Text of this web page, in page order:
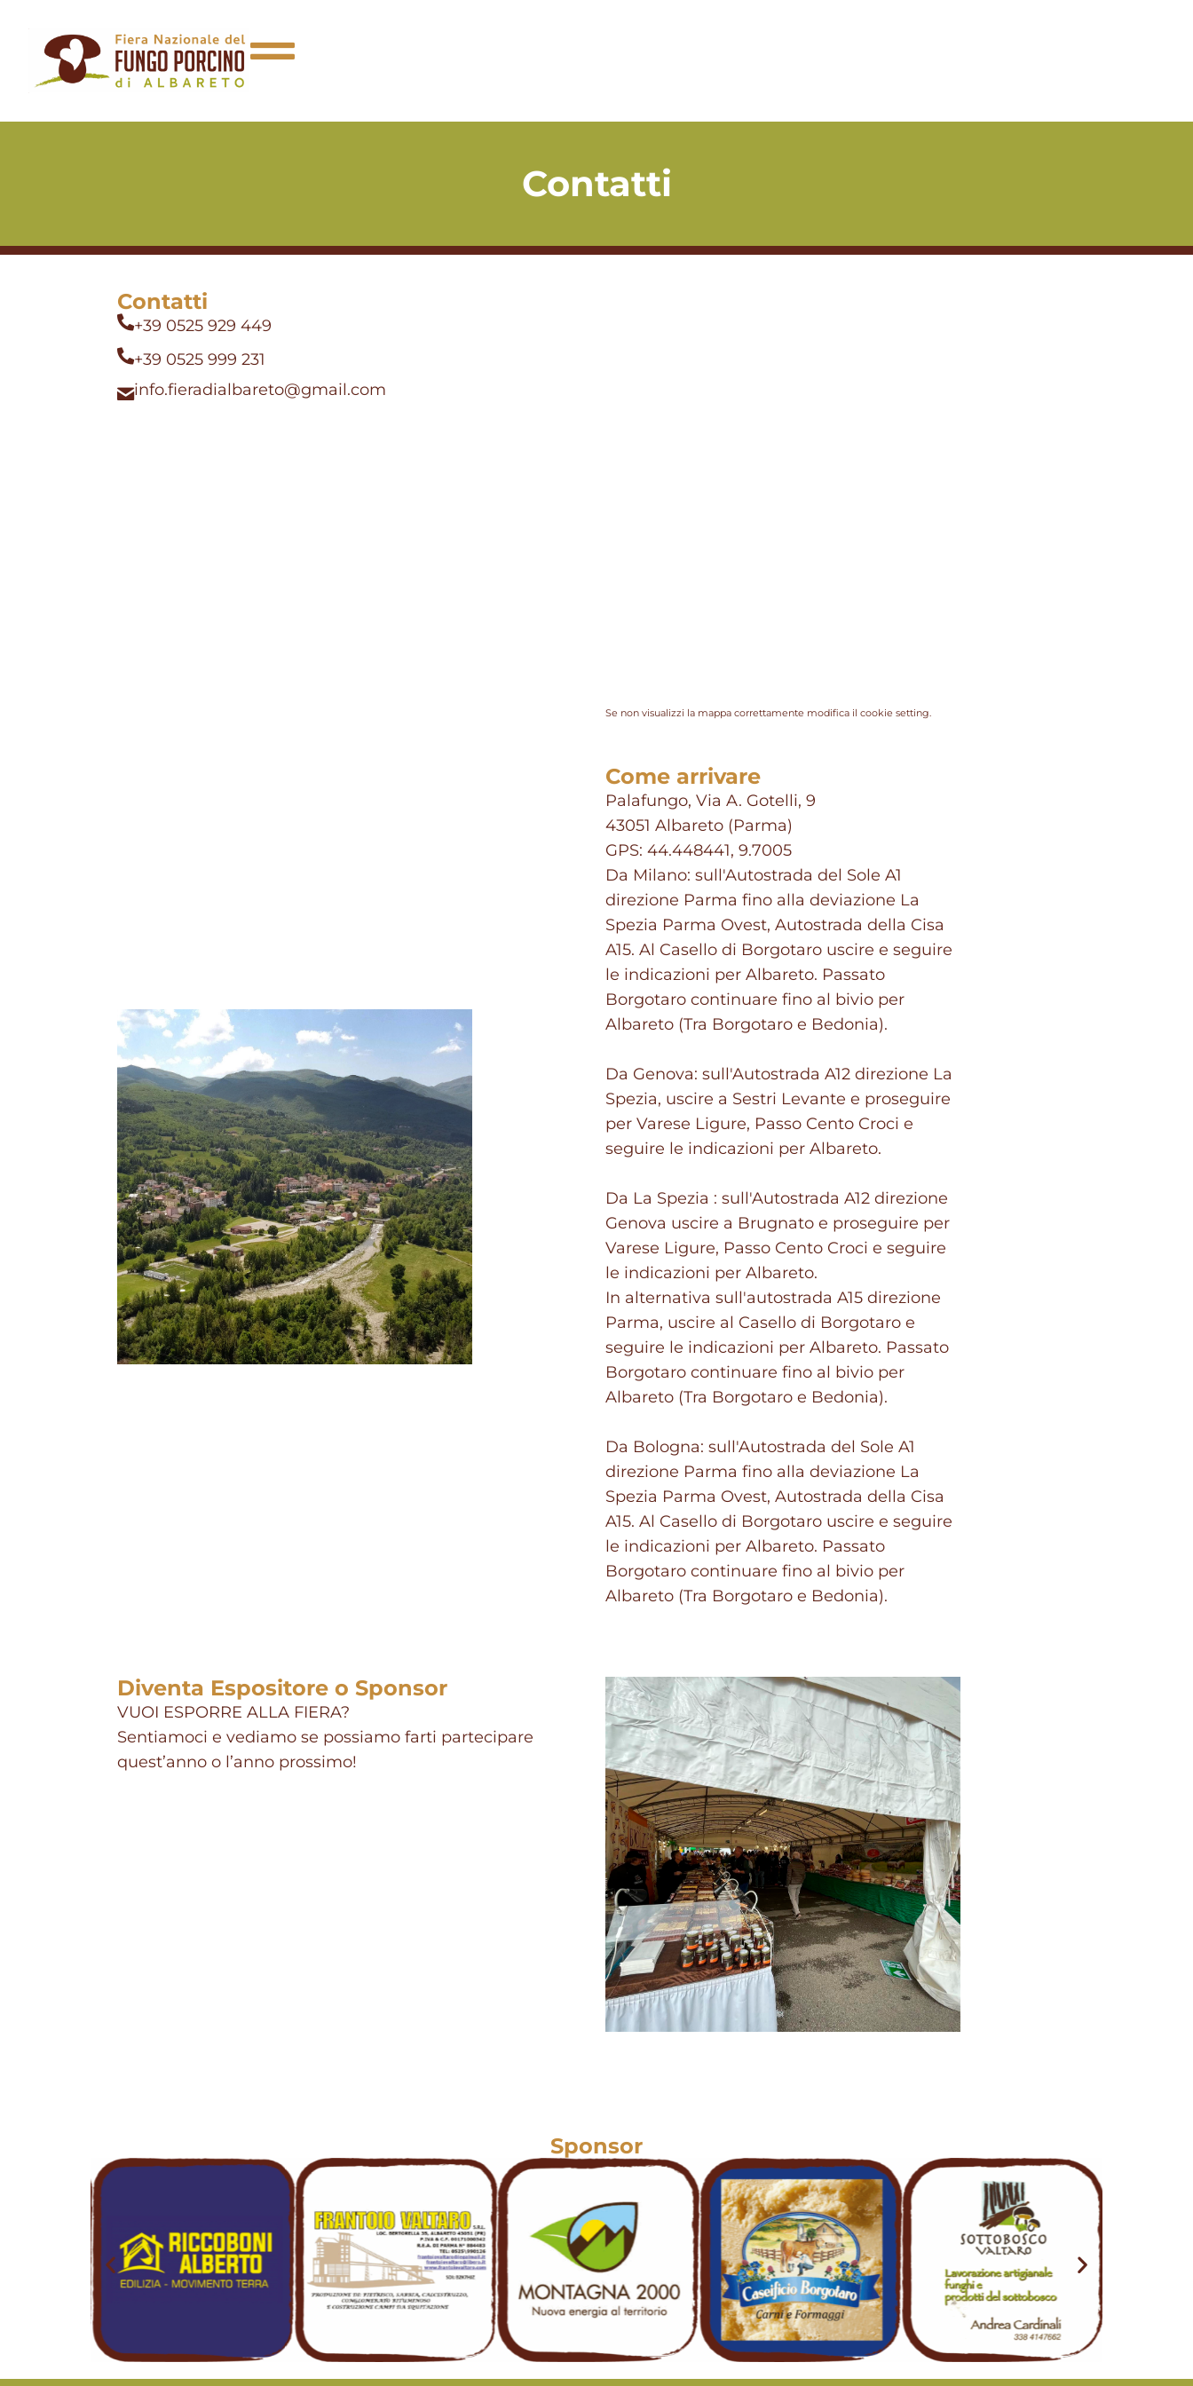
Contatti
Contatti
+39 0525 929 449
+39 0525 999 231
info.fieradialbareto@gmail.com
Se non visualizzi la mappa correttamente modifica il cookie setting.
Come arrivare
Palafungo, Via A. Gotelli, 9
43051 Albareto (Parma)
GPS: 44.448441, 9.7005
Da Milano: sull'Autostrada del Sole A1
direzione Parma fino alla deviazione La
Spezia Parma Ovest, Autostrada della Cisa
A15. Al Casello di Borgotaro uscire e seguire
le indicazioni per Albareto. Passato
Borgotaro continuare fino al bivio per
Albareto (Tra Borgotaro e Bedonia).
Da Genova: sull'Autostrada A12 direzione La
Spezia, uscire a Sestri Levante e proseguire
per Varese Ligure, Passo Cento Croci e
seguire le indicazioni per Albareto.
Da La Spezia : sull'Autostrada A12 direzione
Genova uscire a Brugnato e proseguire per
Varese Ligure, Passo Cento Croci e seguire
le indicazioni per Albareto.
In alternativa sull'autostrada A15 direzione
Parma, uscire al Casello di Borgotaro e
seguire le indicazioni per Albareto. Passato
Borgotaro continuare fino al bivio per
Albareto (Tra Borgotaro e Bedonia).
Da Bologna: sull'Autostrada del Sole A1
direzione Parma fino alla deviazione La
Spezia Parma Ovest, Autostrada della Cisa
A15. Al Casello di Borgotaro uscire e seguire
le indicazioni per Albareto. Passato
Borgotaro continuare fino al bivio per
Albareto (Tra Borgotaro e Bedonia).
Diventa Espositore o Sponsor
VUOI ESPORRE ALLA FIERA?
Sentiamoci e vediamo se possiamo farti partecipare
quest’anno o l’anno prossimo!
Sponsor